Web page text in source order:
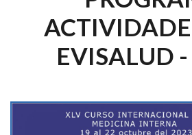
EVISALUD